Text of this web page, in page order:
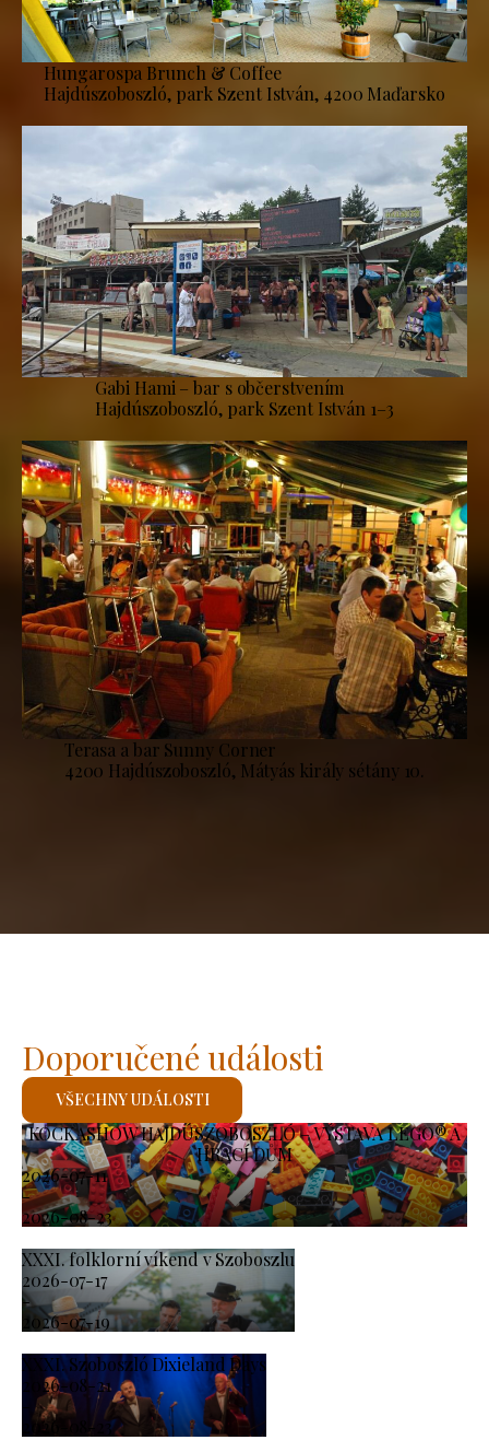
Hungarospa Brunch & Coffee
Hajdúszoboszló, park Szent István, 4200 Maďarsko
Gabi Hami – bar s občerstvením
Hajdúszoboszló, park Szent István 1–3
Terasa a bar Sunny Corner
4200 Hajdúszoboszló, Mátyás király sétány 10.
KOCKASHOW HAJDÚSZOBOSZLÓ – VÝSTAVA LEGO® A
HRACÍ DŮM
2026-07-11
-
2026-08-23
XXXI. folklorní víkend v Szoboszlu
2026-07-17
-
2026-07-19
XXXI. Szoboszló Dixieland Days
2026-08-21
-
2026-08-23
Doporučené události
VŠECHNY UDÁLOSTI